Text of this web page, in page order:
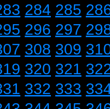
284 285
296 297
308 309
320 321
332 333